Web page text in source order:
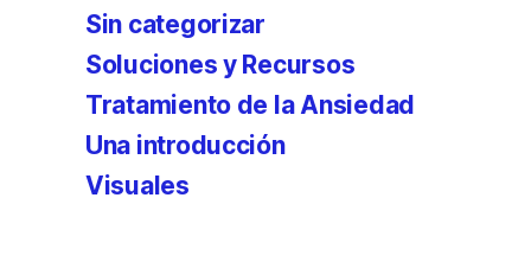
Sin categorizar
Soluciones y Recursos
Tratamiento de la Ansiedad
Una introducción
Visuales